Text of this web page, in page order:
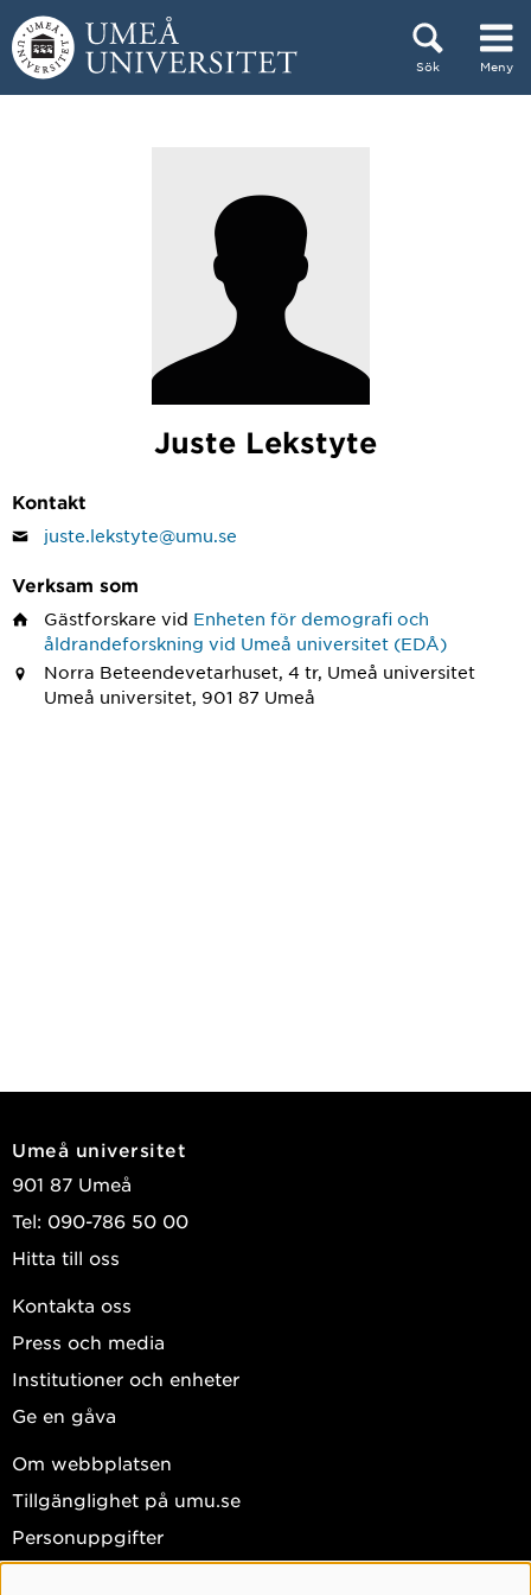
Hoppa direkt till innehållet
Sök Meny
Juste Lekstyte
Kontakt
juste.lekstyte@umu.se
Verksam som
Gästforskare vid Enheten för demografi och
åldrandeforskning vid Umeå universitet (EDÅ)
Norra Beteendevetarhuset, 4 tr, Umeå universitet
Umeå universitet, 901 87 Umeå
Umeå universitet
901 87 Umeå
Tel: 090-786 50 00
Hitta till oss
Kontakta oss
Press och media
Institutioner och enheter
Ge en gåva
Om webbplatsen
Tillgänglighet på umu.se
Personuppgifter